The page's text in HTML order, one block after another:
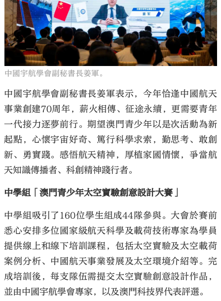
中國宇航學會副秘書長姜軍。
中國宇航學會副秘書長姜軍表示，今年恰逢中國航天
事業創建70周年，薪火相傳、征途永續，更需要青年
一代接力逐夢前行。期望澳門青少年以是次活動為新
起點，心懷宇宙好奇、篤行科學求索，勤思考、敢創
新、勇實踐。感悟航天精神，厚植家國情懷，爭當航
天知識傳播者、科創精神踐行者。
中學組「澳門青少年太空實驗創意設計大賽」
中學組吸引了160位學生組成44隊參與。大會於賽前
悉心安排多位國家級航天科學及載荷技術專家為學員
提供線上和線下培訓課程，包括太空實驗及太空載荷
案例分析、中國航天事業發展及太空環境介紹等。完
成培訓後，每支隊伍需提交太空實驗創意設計作品，
並由中國宇航學會專家，以及澳門科技界代表評選。